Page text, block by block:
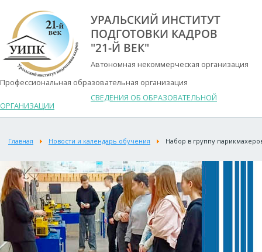
УРАЛЬСКИЙ ИНСТИТУТ
ПОДГОТОВКИ КАДРОВ
"21-Й ВЕК"
Автономная некоммерческая организация
Профессиональная образовательная организация
СВЕДЕНИЯ ОБ ОБРАЗОВАТЕЛЬНОЙ
ОРГАНИЗАЦИИ
Главная Новости и календарь обучения Набор в группу